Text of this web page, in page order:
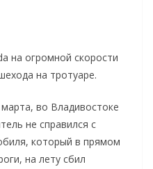
на огромной скорости
на тротуаре.
во Владивостоке
не справился с
который в прямом
на лету сбил